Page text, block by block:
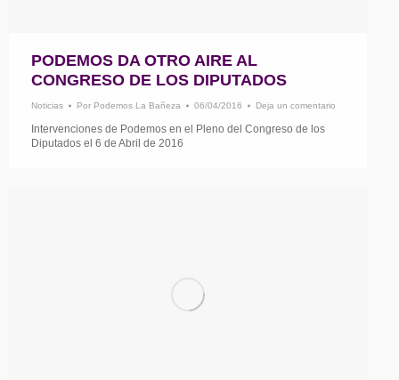
PODEMOS DA OTRO AIRE AL
CONGRESO DE LOS DIPUTADOS
Noticias Por Podemos La Bañeza 06/04/2016 Deja un comentario
Intervenciones de Podemos en el Pleno del Congreso de los
Diputados el 6 de Abril de 2016